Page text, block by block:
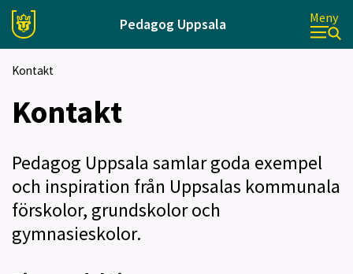
Pedagog Uppsala Meny
Kontakt
Kontakt
Pedagog Uppsala samlar goda exempel
och inspiration från Uppsalas kommunala
förskolor, grundskolor och
gymnasieskolor.